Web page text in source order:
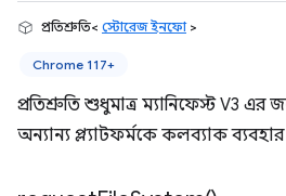
প্রতিশ্রুতি< স্টোরেজ ইনফো>
Chrome 117+
প্রতিশ্রুতি শুধুমাত্র ম্যানিফেস্ট V3 এর
অন্যান্য প্ল্যাটফর্মকে কলব্যাক